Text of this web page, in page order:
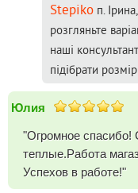
Stepiko п.
розгляньте
наші
підібрати
Юлия
"Огромное спасибо!
теплые.Работа
Успехов в работе!"